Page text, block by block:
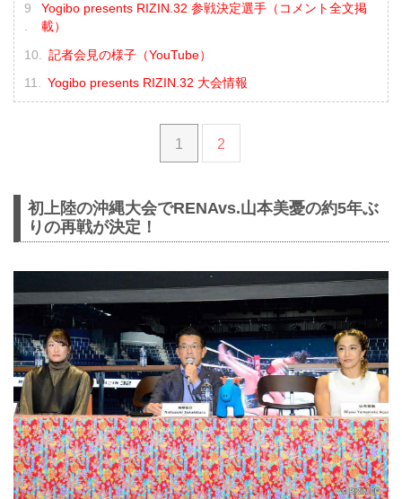
Yogibo presents RIZIN.32 参戦決定選手（コメント全文掲
載）
記者会見の様子（YouTube）
Yogibo presents RIZIN.32 大会情報
1 2
初上陸の沖縄大会でRENAvs.山本美憂の約5年ぶ
りの再戦が決定！